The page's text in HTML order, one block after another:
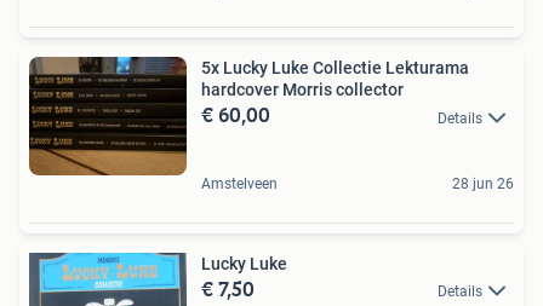
5x Lucky Luke Collectie Lekturama
hardcover Morris collector
€ 60,00 Details
Amstelveen 28 jun 26
Lucky Luke
€ 7,50 Details